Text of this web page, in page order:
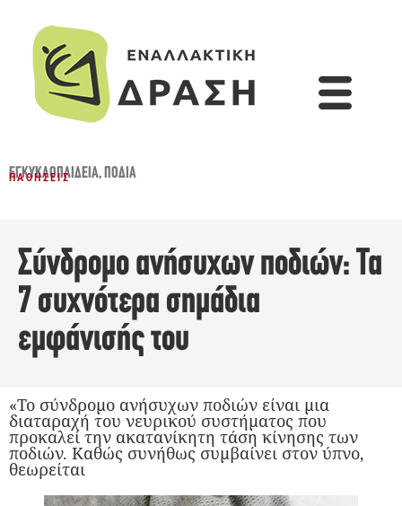
ΕΓΚΥΚΛΟΠΑΙΔΕΙΑ,ΠΌΔΙΑ
ΠΑΘΉΣΕΙΣ
Σύνδρομο ανήσυχων ποδιών: Τα
7 συχνότερα σημάδια
εμφάνισής του
«Το σύνδρομο ανήσυχων ποδιών είναι μια
διαταραχή του νευρικού συστήματος που
προκαλεί την ακατανίκητη τάση κίνησης των
ποδιών. Καθώς συνήθως συμβαίνει στον ύπνο,
θεωρείται